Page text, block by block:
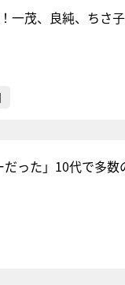
一茂、良純、ちさ
った」10代で多